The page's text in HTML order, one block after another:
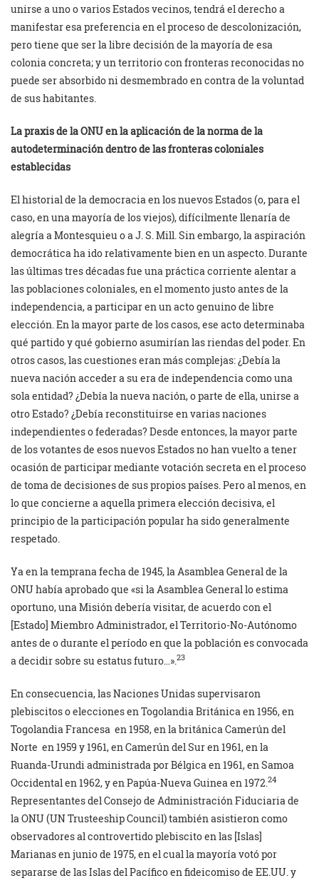
unirse a uno o varios Estados vecinos, tendrá el derecho a
manifestar esa preferencia en el proceso de descolonización,
pero tiene que ser la libre decisión de la mayoría de esa
colonia concreta; y un territorio con fronteras reconocidas no
puede ser absorbido ni desmembrado en contra de la voluntad
de sus habitantes.
La praxis de la ONU en la aplicación de la norma de la
autodeterminación dentro de las fronteras coloniales
establecidas
El historial de la democracia en los nuevos Estados (o, para el
caso, en una mayoría de los viejos), difícilmente llenaría de
alegría a Montesquieu o a J. S. Mill. Sin embargo, la aspiración
democrática ha ido relativamente bien en un aspecto. Durante
las últimas tres décadas fue una práctica corriente alentar a
las poblaciones coloniales, en el momento justo antes de la
independencia, a participar en un acto genuino de libre
elección. En la mayor parte de los casos, ese acto determinaba
qué partido y qué gobierno asumirían las riendas del poder. En
otros casos, las cuestiones eran más complejas: ¿Debía la
nueva nación acceder a su era de independencia como una
sola entidad? ¿Debía la nueva nación, o parte de ella, unirse a
otro Estado? ¿Debía reconstituirse en varias naciones
independientes o federadas? Desde entonces, la mayor parte
de los votantes de esos nuevos Estados no han vuelto a tener
ocasión de participar mediante votación secreta en el proceso
de toma de decisiones de sus propios países. Pero al menos, en
lo que concierne a aquella primera elección decisiva, el
principio de la participación popular ha sido generalmente
respetado.
Ya en la temprana fecha de 1945, la Asamblea General de la
ONU había aprobado que «si la Asamblea General lo estima
oportuno, una Misión debería visitar, de acuerdo con el
[Estado] Miembro Administrador, el Territorio-No-Autónomo
antes de o durante el período en que la población es convocada
a decidir sobre su estatus futuro…». 23
En consecuencia, las Naciones Unidas supervisaron
plebiscitos o elecciones en Togolandia Británica en 1956, en
Togolandia Francesa en 1958, en la británica Camerún del
Norte en 1959 y 1961, en Camerún del Sur en 1961, en la
Ruanda-Urundi administrada por Bélgica en 1961, en Samoa
Occidental en 1962, y en Papúa-Nueva Guinea en 1972. 24
Representantes del Consejo de Administración Fiduciaria de
la ONU (UN Trusteeship Council) también asistieron como
observadores al controvertido plebiscito en las [Islas]
Marianas en junio de 1975, en el cual la mayoría votó por
separarse de las Islas del Pacífico en fideicomiso de EE.UU. y